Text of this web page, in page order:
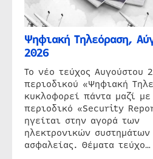
Ψηφιακή Τηλεόραση,
2026
Το νέο τεύχος Αυγούστου
περιοδικού «Ψηφιακή
κυκλοφορεί πάντα μαζί με
περιοδικό «Security
ηγείται στην αγορά των
ηλεκτρονικών συστημάτων
ασφαλείας. Θέματα τεύχο…